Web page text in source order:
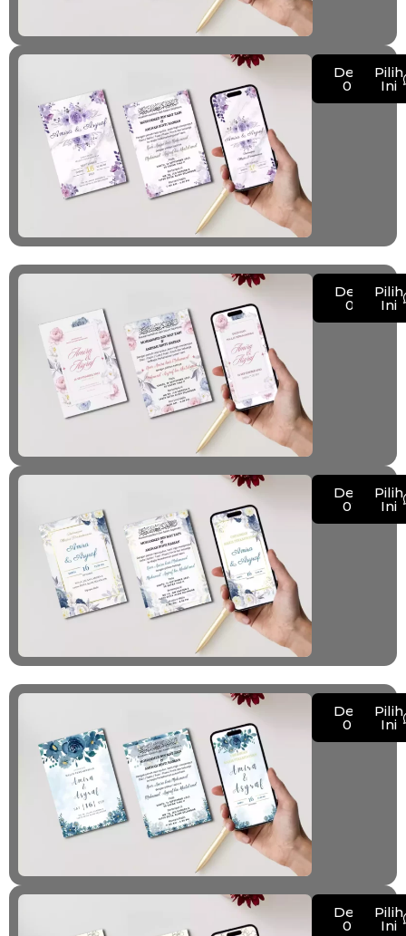
Demo
020
Pilih
Ini
Demo
021
Pilih
Ini
Demo
022
Pilih
Ini
Demo
023
Pilih
Ini
Demo
024
Pilih
Ini